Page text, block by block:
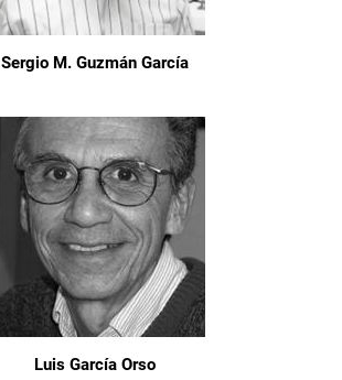
Sergio M. Guzmán García
Luis García Orso